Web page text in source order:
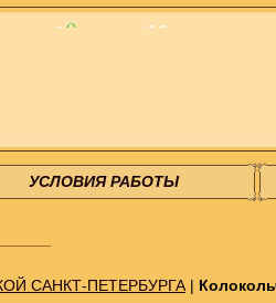
УСЛОВИЯ РАБОТЫ
САНКТ-ПЕТЕРБУРГА |